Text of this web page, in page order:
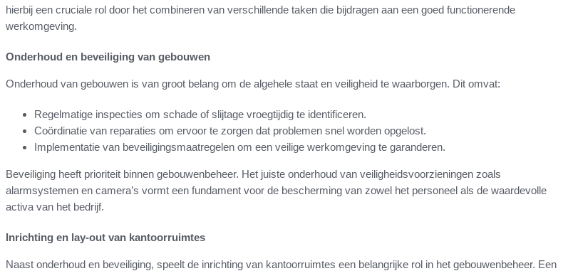
hierbij een cruciale rol door het combineren van verschillende taken die bijdragen aan een goed functionerende
werkomgeving.
Onderhoud en beveiliging van gebouwen
Onderhoud van gebouwen is van groot belang om de algehele staat en veiligheid te waarborgen. Dit omvat:
Regelmatige inspecties om schade of slijtage vroegtijdig te identificeren.
Coördinatie van reparaties om ervoor te zorgen dat problemen snel worden opgelost.
Implementatie van beveiligingsmaatregelen om een veilige werkomgeving te garanderen.
Beveiliging heeft prioriteit binnen gebouwenbeheer. Het juiste onderhoud van veiligheidsvoorzieningen zoals
alarmsystemen en camera’s vormt een fundament voor de bescherming van zowel het personeel als de waardevolle
activa van het bedrijf.
Inrichting en lay-out van kantoorruimtes
Naast onderhoud en beveiliging, speelt de inrichting van kantoorruimtes een belangrijke rol in het gebouwenbeheer. Een